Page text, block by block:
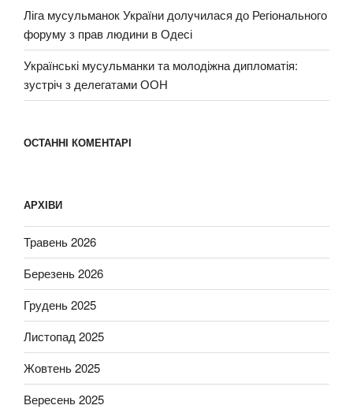
Ліга мусульманок України долучилася до Регіонального
форуму з прав людини в Одесі
Українські мусульманки та молодіжна дипломатія:
зустріч з делегатами ООН
ОСТАННІ КОМЕНТАРІ
АРХІВИ
Травень 2026
Березень 2026
Грудень 2025
Листопад 2025
Жовтень 2025
Вересень 2025